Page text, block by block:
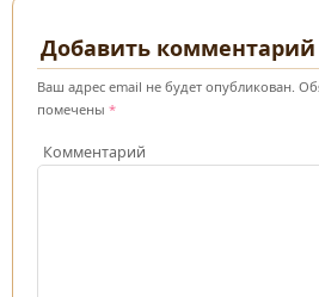
Добавить комментарий
Ваш адрес email не будет опубликован.
помечены *
Комментарий